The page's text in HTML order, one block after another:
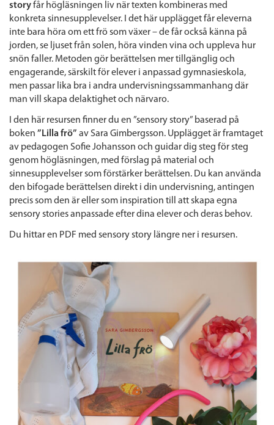
storyfår högläsningen liv när texten kombineras med
konkreta sinnesupplevelser. I det här upplägget får eleverna
inte bara höra om ett frö som växer – de får också känna på
jorden, se ljuset från solen, höra vinden vina och uppleva hur
snön faller. Metoden gör berättelsen mer tillgänglig och
engagerande, särskilt för elever i anpassad gymnasieskola,
men passar lika bra i andra undervisningssammanhang där
man vill skapa delaktighet och närvaro.
I den här resursen finner du en ”sensory story” baserad på
boken ”Lilla frö” av Sara Gimbergsson. Upplägget är framtaget
av pedagogen Sofie Johansson och guidar dig steg för steg
genom högläsningen, med förslag på material och
sinnesupplevelser som förstärker berättelsen. Du kan använda
den bifogade berättelsen direkt i din undervisning, antingen
precis som den är eller som inspiration till att skapa egna
sensory stories anpassade efter dina elever och deras behov.
Du hittar en PDF med sensory story längre ner i resursen.